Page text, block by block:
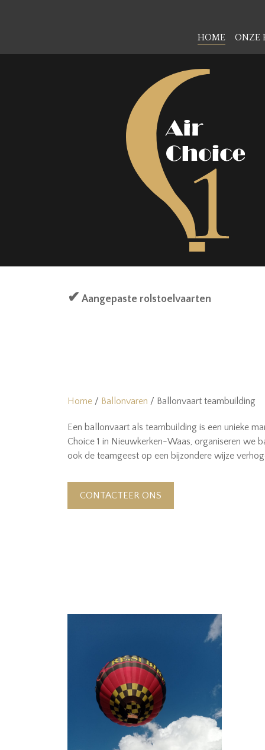
HOME ONZE
✔ Aangepaste rolstoelvaarten
Home Ballonvaren Ballonvaart teambuilding
Een ballonvaart als teambuilding is een unieke
Choice 1 in Nieuwkerken-Waas, organiseren we
ook de teamgeest op een bijzondere wijze
CONTACTEER ONS